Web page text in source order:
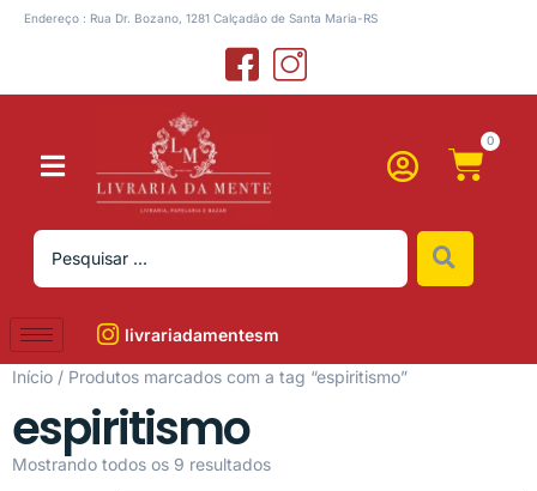
Endereço : Rua Dr. Bozano, 1281 Calçadão de Santa Maria-RS
0
livrariadamentesm
Início / Produtos marcados com a tag “espiritismo”
espiritismo
Mostrando todos os 9 resultados